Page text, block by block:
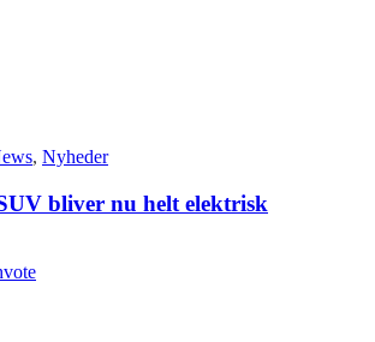
, Nyheder
bliver nu helt elektrisk